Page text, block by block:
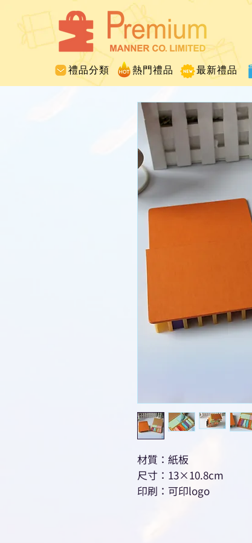
禮品分類 熱門禮品 最新禮品
材質：紙板
尺寸：13×10.8cm
印刷：可印logo